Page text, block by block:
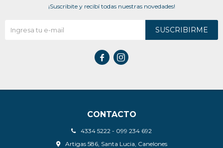
CONTACTO
4334 5222 - 099 234 692
Artigas 586, Santa Lucia, Canelones
¡Suscribite y recibí todas nuestras novedades!
SUSCRIBIRME
 